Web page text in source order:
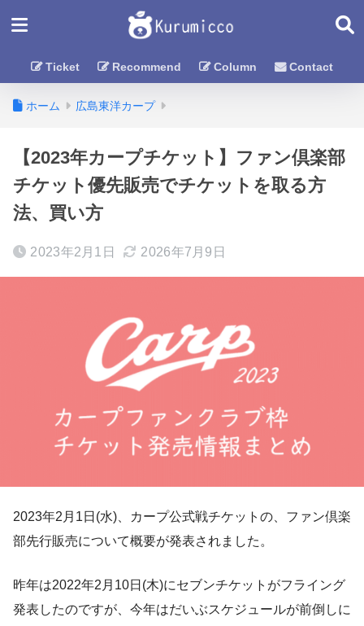
Ticket Recommend Column Contact
ホーム 広島東洋カープ
【2023年カープチケット】ファン倶楽部
チケット優先販売でチケットを取る方
法、買い方
2023年2月1日 2026年7月9日
2023年2月1日(水)、カープ公式戦チケットの、ファン倶楽
部先行販売について概要が発表されました。
昨年は2022年2月10日(木)にセブンチケットがフライング
発表したのですが、今年はだいぶスケジュールが前倒しに